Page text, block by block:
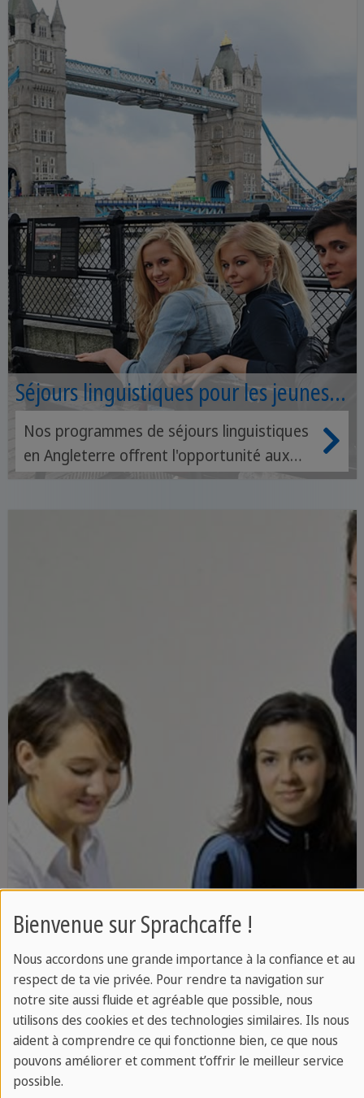
Séjours linguistiques pour les jeunes
en Angleterre
Nos programmes de séjours linguistiques
en Angleterre offrent l'opportunité aux
étudiants d'étudier la langue anglaise
Certifications en anglais
Préparations pour le certificat de
Cambridge , IELTS & TOEFL
Bienvenue sur Sprachcaffe !
Nous accordons une grande importance à la confiance et au
respect de ta vie privée. Pour rendre ta navigation sur
notre site aussi fluide et agréable que possible, nous
utilisons des cookies et des technologies similaires. Ils nous
aident à comprendre ce qui fonctionne bien, ce que nous
pouvons améliorer et comment t’offrir le meilleur service
possible.